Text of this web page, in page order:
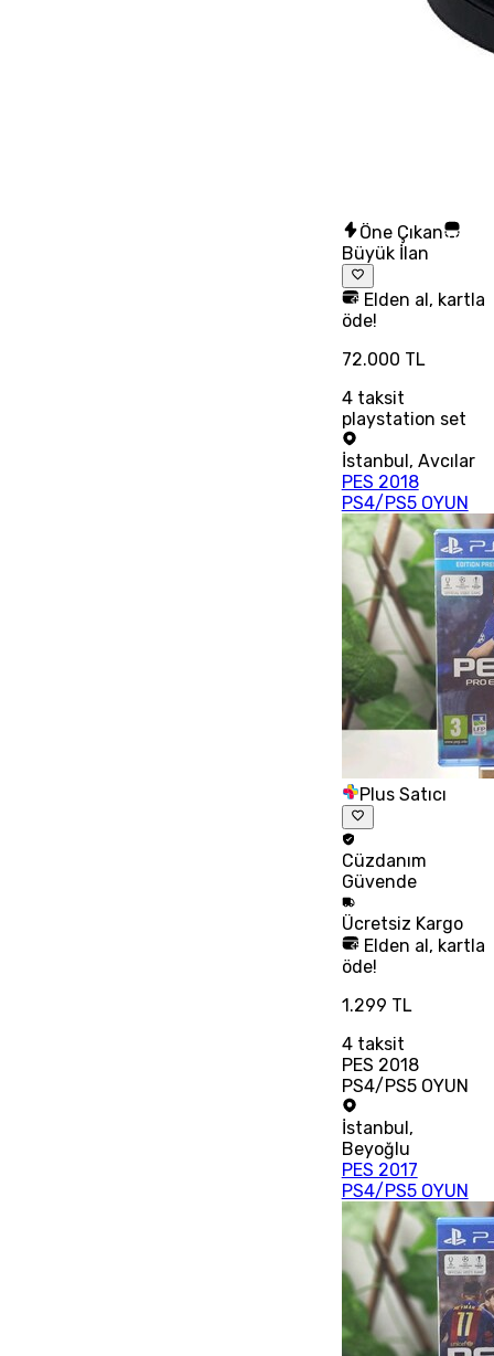
Öne Çıkan
Büyük İlan
Elden al, kartla
öde!
72.000 TL
4taksit
playstation set
İstanbul, Avcılar
PES 2018
PS4/PS5 OYUN
Plus Satıcı
Cüzdanım
Güvende
Ücretsiz Kargo
Elden al, kartla
öde!
1.299 TL
4taksit
PES 2018
PS4/PS5 OYUN
İstanbul ,
Beyoğlu
PES 2017
PS4/PS5 OYUN